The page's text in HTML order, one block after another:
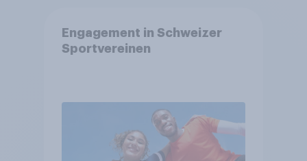
Engagement in Schweizer
Sportvereinen